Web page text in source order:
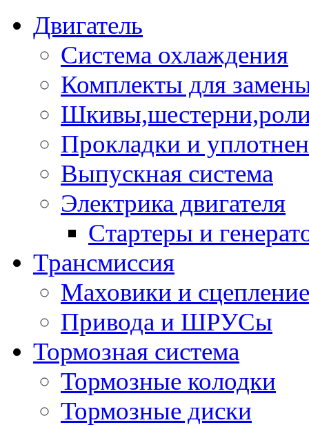
Двигатель
Система охлаждения
Комплекты для
Прокладки и
Выпускная система
Электрика двигателя
Стартеры и
Трансмиссия
Маховики и сцепление
Привода и ШРУСы
Тормозная система
Тормозные колодки
Тормозные диски